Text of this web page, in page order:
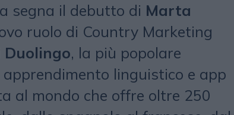
segna il debutto di Marta
ruolo di Country Marketing
Duolingo, la più popolare
linguistico e app
al mondo che offre oltre 250